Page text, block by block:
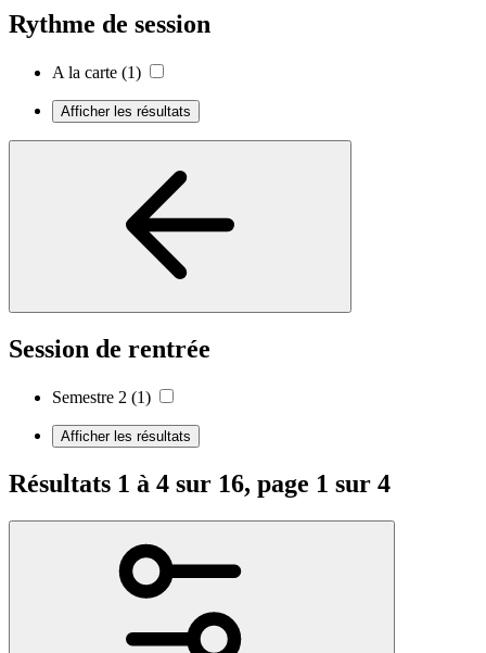
Rythme de session
A la carte (1)
Afficher les résultats
Session de rentrée
Semestre 2 (1)
Afficher les résultats
Résultats 1 à 4 sur 16, page 1 sur 4